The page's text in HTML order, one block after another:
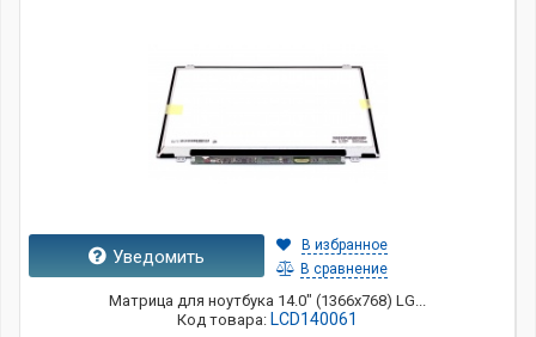
Уведомить
В избранное
В сравнение
Матрица для ноутбука 14.0" (1366x768) LG...
Код товара: LCD140061